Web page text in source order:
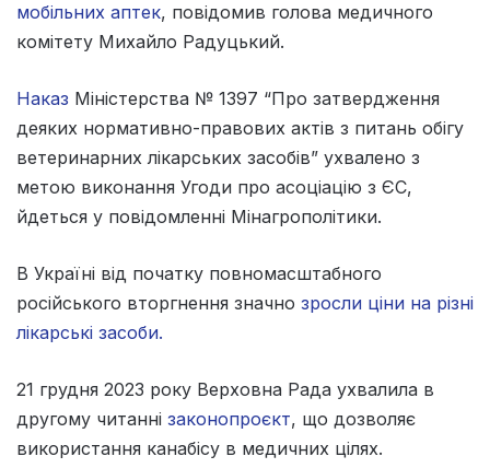
мобільних аптек, повідомив голова медичного
комітету Михайло Радуцький.
Наказ Міністерства № 1397 “Про затвердження
деяких нормативно-правових актів з питань обігу
ветеринарних лікарських засобів” ухвалено з
метою виконання Угоди про асоціацію з ЄС,
йдеться у повідомленні Мінагрополітики.
В Україні від початку повномасштабного
російського вторгнення значно зросли ціни на різні
лікарські засоби.
21 грудня 2023 року Верховна Рада ухвалила в
другому читанні законопроєкт, що дозволяє
використання канабісу в медичних цілях.